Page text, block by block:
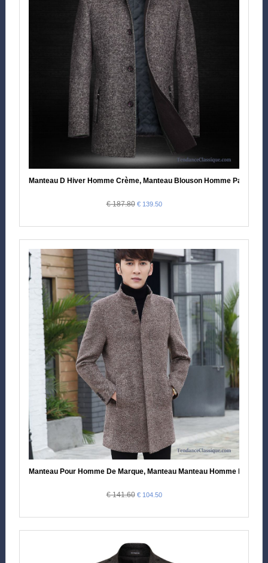
Manteau D Hiver Homme Crème, Manteau Blouson Homme Pas Cher
€ 187.80 € 139.50
Manteau Pour Homme De Marque, Manteau Manteau Homme Pas
€ 141.60 € 104.50